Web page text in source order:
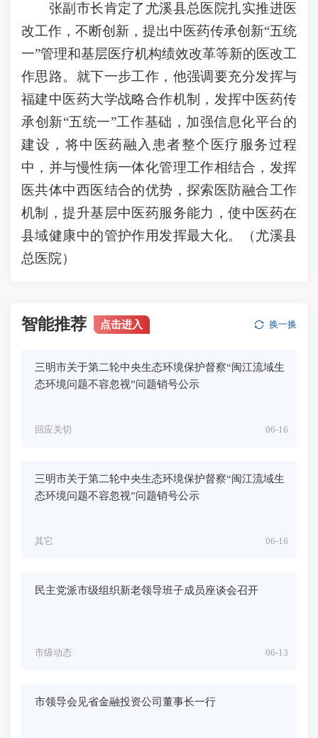
张副市长肯定了尤溪县总医院扎实推进医
改工作，不断创新，提出中医药传承创新“五统
一”管理和基层医疗机构绩效改革等新的医改工
作思路。就下一步工作，他强调要充分发挥与
福建中医药大学战略合作机制，发挥中医药传
承创新“五统一”工作基础，加强信息化平台的
建设，将中医药融入患者整个医疗服务过程
中，并与慢性病一体化管理工作相结合，发挥
医共体中西医结合的优势，探索医防融合工作
机制，提升基层中医药服务能力，使中医药在
县域健康中的管护作用发挥最大化。（尤溪县
总医院）
智能推荐 点击进入 换一换
三明市关于第二轮中央生态环境保护督察“闽江流域生
态环境问题不容忽视”问题销号公示
06-16
回应关切
三明市关于第二轮中央生态环境保护督察“闽江流域生
态环境问题不容忽视”问题销号公示
06-16
其它
民主党派市级组织新老领导班子成员座谈会召开
06-13
市级动态
市领导会见省金融投资公司董事长一行